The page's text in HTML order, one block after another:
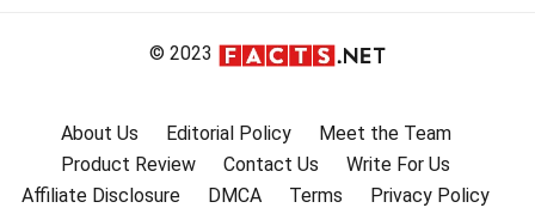
© 2023
About Us Editorial Policy
Meet the Team
Product Review
Contact Us
Write For Us
Affiliate Disclosure
DMCA Terms
Privacy Policy